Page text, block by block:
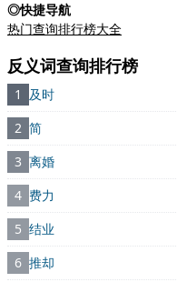
◎快捷导航
热门查询排行榜大全
反义词查询排行榜
1
及时
2 简
3 离婚
4 费力
5 结业
6 推却